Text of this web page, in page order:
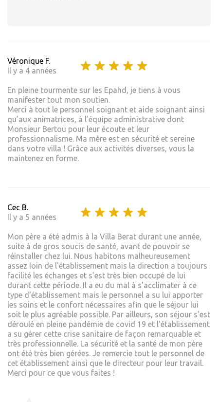
Véronique F.
Il y a 4 années
En pleine tourmente sur les Epahd, je tiens à vous
manifester tout mon soutien.
Merci à tout le personnel soignant et aide soignant ainsi
qu’aux animatrices, à l’équipe administrative dont
Monsieur Bertou pour leur écoute et leur
professionnalisme. Ma mère est en sécurité et sereine
dans votre villa ! Grâce aux activités diverses, vous la
maintenez en forme.
Cec B.
Il y a 5 années
Mon père a été admis à la Villa Berat durant une année,
suite à de gros soucis de santé, avant de pouvoir se
réinstaller chez lui. Nous habitons malheureusement
assez loin de l'établissement mais la direction a toujours
facilité les échanges et s'est très bien occupé de lui
durant cette période. Il a eu du mal à s'acclimater à ce
type d'établissement mais le personnel a su lui apporter
les soins et le confort nécessaires afin que le séjour lui
soit le plus agréable possible. Par ailleurs, son séjour s'est
déroulé en pleine pandémie de covid 19 et l'établissement
a su gérer cette crise sanitaire de façon remarquable et
très professionnelle. La sécurité et la santé de mon père
ont été très bien gérées. Je remercie tout le personnel de
cet établissement ainsi que le directeur pour leur travail.
Merci pour ce que vous faites !